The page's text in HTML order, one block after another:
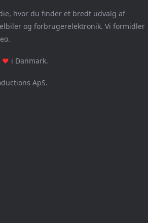
hvor du finder et bredt udvalg af
og forbrugerelektronik. Vi formidler
❤ i Danmark.
ApS.